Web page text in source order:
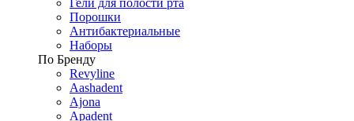
Гели для полости рта
Порошки
Антибактериальные
Наборы
По Бренду
Revyline
Aashadent
Ajona
Apadent